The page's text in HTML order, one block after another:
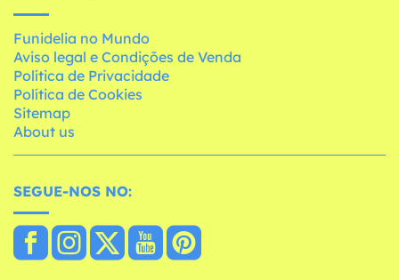
Funidelia no Mundo
Aviso legal e Condições de Venda
Política de Privacidade
Política de Cookies
Sitemap
About us
SEGUE-NOS NO: